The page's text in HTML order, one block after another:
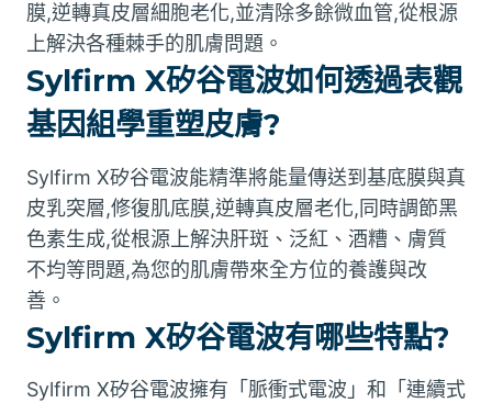
膜,逆轉真皮層細胞老化,並清除多餘微血管,從根源
上解決各種棘手的肌膚問題。
Sylfirm X矽谷電波如何透過表觀
基因組學重塑皮膚?
Sylfirm X矽谷電波能精準將能量傳送到基底膜與真
皮乳突層,修復肌底膜,逆轉真皮層老化,同時調節黑
色素生成,從根源上解決肝斑、泛紅、酒糟、膚質
不均等問題,為您的肌膚帶來全方位的養護與改
善。
Sylfirm X矽谷電波有哪些特點?
Sylfirm X矽谷電波擁有「脈衝式電波」和「連續式